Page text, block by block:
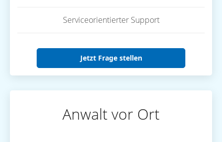
Serviceorientierter Support
Jetzt Frage stellen
Anwalt vor Ort